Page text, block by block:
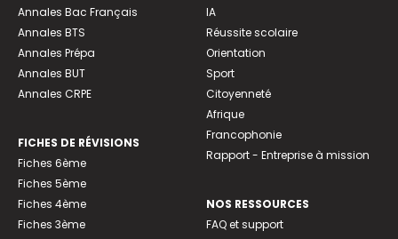
Annales Bac Français
Annales BTS
Annales Prépa
Annales BUT
Annales CRPE
FICHES DE RÉVISIONS
Fiches 6ème
Fiches 5ème
Fiches 4ème
Fiches 3ème
IA
Réussite scolaire
Orientation
Sport
Citoyenneté
Afrique
Francophonie
Rapport - Entreprise à mission
NOS RESSOURCES
FAQ et support